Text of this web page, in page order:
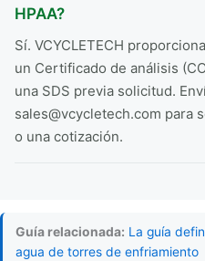
HPAA?
Sí. VCYCLETECH
un Certificado de análisis
una SDS previa solicitud.
sales@vcycletech.com para
o una cotización.
Guía relacionada: La guía
agua de torres de enfriamiento